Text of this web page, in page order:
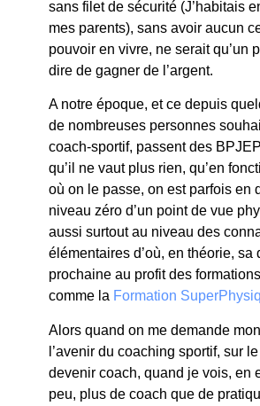
sans filet de sécurité (J’habitais
mes parents), sans avoir aucun
pouvoir en vivre, ne serait qu’un
dire de gagner de l’argent.
A notre époque, et ce depuis
de nombreuses personnes
coach-sportif, passent des
qu’il ne vaut plus rien, qu’en
où on le passe, on est parfois en
niveau zéro d’un point de vue
aussi surtout au niveau des
élémentaires d’où, en théorie, sa
prochaine au profit des
comme la Formation
Alors quand on me demande
l’avenir du coaching sportif, sur
devenir coach, quand je vois, en
peu, plus de coach que de